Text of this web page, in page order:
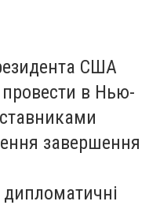
США
провести в Нью-
завершення